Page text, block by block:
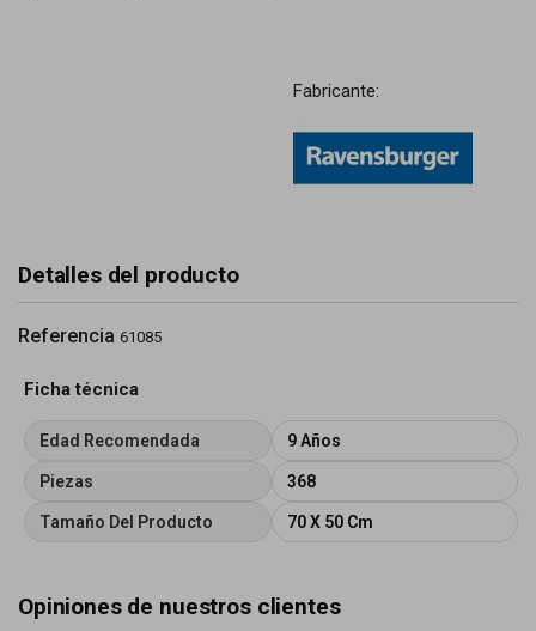
Fabricante:
Detalles del producto
Referencia 61085
Ficha técnica
Edad Recomendada 9 Años
Piezas 368
Tamaño Del Producto 70 X 50 Cm
Opiniones de nuestros clientes